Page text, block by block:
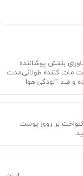
بنفش پوشاننده
مات کننده طولانی‌مدت
و ضد آلودگی هوا
یکنواخت بر روی پوست